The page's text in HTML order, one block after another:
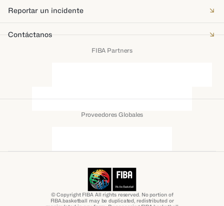
Reportar un incidente
Contáctanos
FIBA Partners
Proveedores Globales
© Copyright FIBA All rights reserved. No portion of
FIBA.basketball may be duplicated, redistributed or